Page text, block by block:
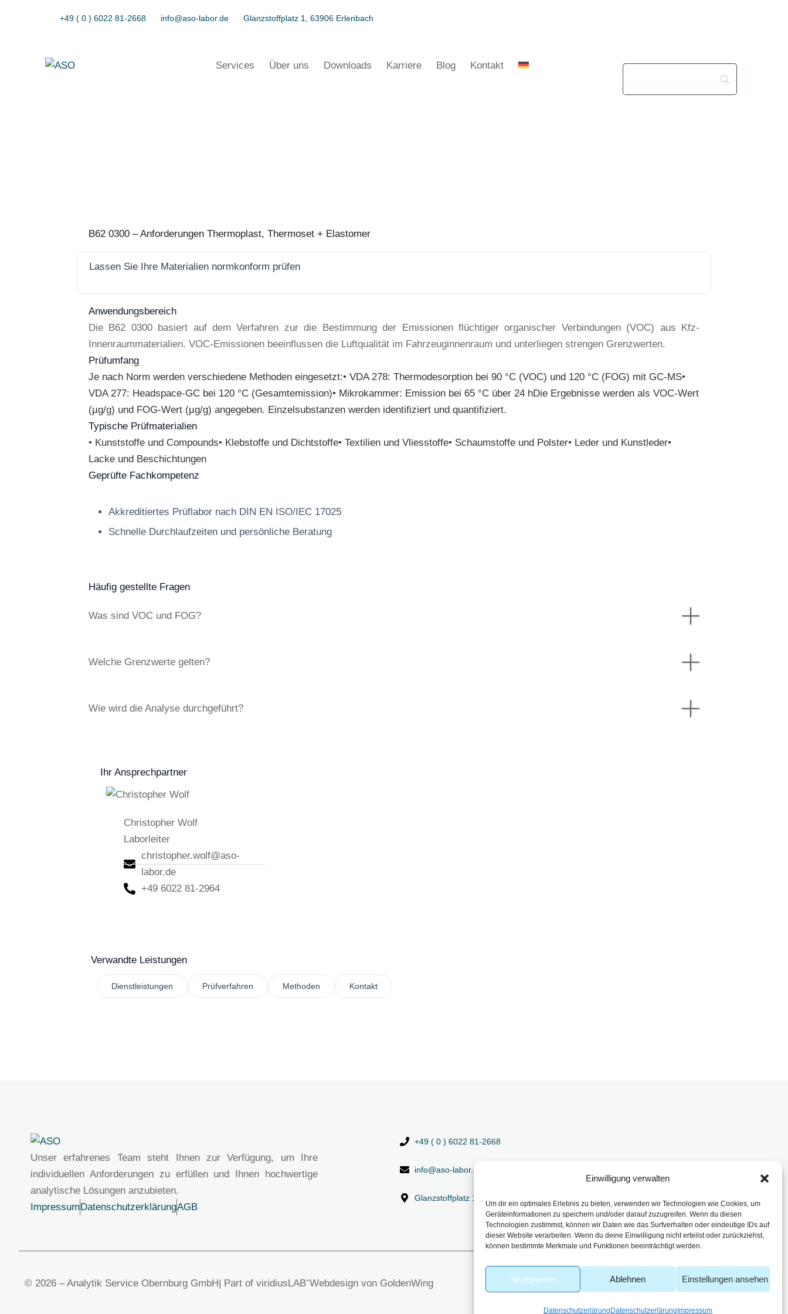
Einwilligung verwalten
Um dir ein optimales Erlebnis zu bieten, verwenden wir Technologien wie Cookies, um
Geräteinformationen zu speichern und/oder darauf zuzugreifen. Wenn du diesen
Technologien zustimmst, können wir Daten wie das Surfverhalten oder eindeutige IDs auf
dieser Website verarbeiten. Wenn du deine Einwilligung nicht erteilst oder zurückziehst,
können bestimmte Merkmale und Funktionen beeinträchtigt werden.
Akzeptieren Ablehnen Einstellungen ansehen
Datenschutzerlärung Datenschutzerlärung Impressum
+49 ( 0 ) 6022 81-2668 info@aso-labor.de Glanzstoffplatz 1, 63906 Erlenbach
Services Über uns Downloads Karriere Blog Kontakt
B62 0300 – Anforderungen Thermoplast, Thermoset + Elastomer
Lassen Sie Ihre Materialien normkonform prüfen
Anwendungsbereich
Die B62 0300 basiert auf dem Verfahren zur die Bestimmung der Emissionen flüchtiger organischer Verbindungen (VOC) aus Kfz-
Innenraummaterialien. VOC-Emissionen beeinflussen die Luftqualität im Fahrzeuginnenraum und unterliegen strengen Grenzwerten.
Prüfumfang
Je nach Norm werden verschiedene Methoden eingesetzt:• VDA 278: Thermodesorption bei 90 °C (VOC) und 120 °C (FOG) mit GC-MS•
VDA 277: Headspace-GC bei 120 °C (Gesamtemission)• Mikrokammer: Emission bei 65 °C über 24 hDie Ergebnisse werden als VOC-Wert
(µg/g) und FOG-Wert (µg/g) angegeben. Einzelsubstanzen werden identifiziert und quantifiziert.
Typische Prüfmaterialien
• Kunststoffe und Compounds• Klebstoffe und Dichtstoffe• Textilien und Vliesstoffe• Schaumstoffe und Polster• Leder und Kunstleder•
Lacke und Beschichtungen
Geprüfte Fachkompetenz
Akkreditiertes Prüflabor nach DIN EN ISO/IEC 17025
Schnelle Durchlaufzeiten und persönliche Beratung
Häufig gestellte Fragen
Was sind VOC und FOG?
Welche Grenzwerte gelten?
Wie wird die Analyse durchgeführt?
Ihr Ansprechpartner
Christopher Wolf
Laborleiter
christopher.wolf@aso-
labor.de
+49 6022 81-2964
Verwandte Leistungen
Dienstleistungen Prüfverfahren Methoden Kontakt
Unser erfahrenes Team steht Ihnen zur Verfügung, um Ihre
individuellen Anforderungen zu erfüllen und Ihnen hochwertige
analytische Lösungen anzubieten.
Impressum DatenschutzerklärungAGB
+49 ( 0 ) 6022 81-2668
info@aso-labor.de
Glanzstoffplatz 1, 63906 Erlenbach
© 2026 – Analytik Service Obernburg GmbH | Part of viridiusLAB-Webdesign von GoldenWing